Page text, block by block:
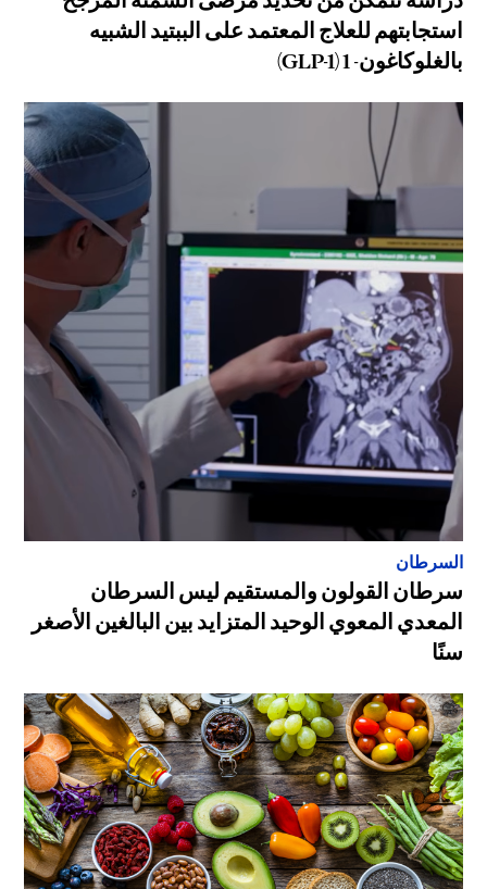
استجابتهم للعلاج المعتمد على الببتيد الشبيه
بالغلوكاغون- 1 (GLP-1)
السرطان
سرطان القولون والمستقيم ليس السرطان
المعدي المعوي الوحيد المتزايد بين البالغين الأصغر
سنًا